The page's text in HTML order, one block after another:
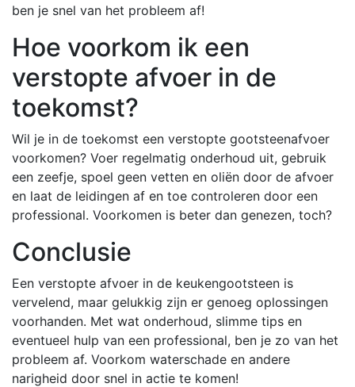
ben je snel van het probleem af!
Hoe voorkom ik een
verstopte afvoer in de
toekomst?
Wil je in de toekomst een verstopte gootsteenafvoer
voorkomen? Voer regelmatig onderhoud uit, gebruik
een zeefje, spoel geen vetten en oliën door de afvoer
en laat de leidingen af en toe controleren door een
professional. Voorkomen is beter dan genezen, toch?
Conclusie
Een verstopte afvoer in de keukengootsteen is
vervelend, maar gelukkig zijn er genoeg oplossingen
voorhanden. Met wat onderhoud, slimme tips en
eventueel hulp van een professional, ben je zo van het
probleem af. Voorkom waterschade en andere
narigheid door snel in actie te komen!